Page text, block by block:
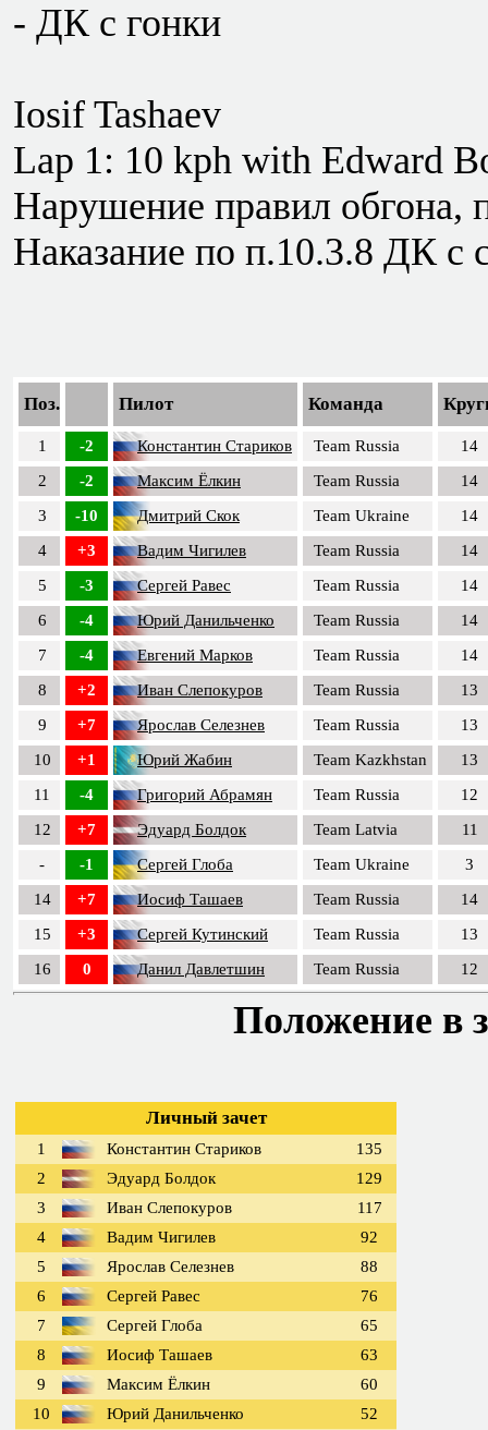
- ДК с гонки
Iosif Tashaev
Lap 1: 10 kph with Edward
Нарушение правил обгона,
Наказание по п.10.3.8 ДК с
Поз. Пилот Команда
1 -2 Константин Стариков Team Russia
14
2
-2 Максим Ёлкин Team Russia
14
3
-10 Дмитрий Скок Team Ukraine
14
4
+3 Вадим Чигилев Team Russia
14
5
-3 Сергей Равес Team Russia
14
6
-4 Юрий Данильченко Team Russia
14
7
-4 Евгений Марков Team Russia
14
8
+2 Иван Слепокуров Team Russia
13
9
+7 Ярослав Селезнев Team Russia
13
10
+1 Юрий Жабин Team Kazkhstan
13
11
-4 Григорий Абрамян Team Russia
12
12
+7 Эдуард Болдок Team Latvia
11
-
-1 Сергей Глоба Team Ukraine
3
14
+7 Иосиф Ташаев Team Russia
14
15
+3 Сергей Кутинский Team Russia
13
16
0 Данил Давлетшин Team Russia 12
Положение в
Личный зачет
1 Константин Стариков
135
2
Эдуард Болдок
129
3
Иван Слепокуров
117
4
Вадим Чигилев
92
5
Ярослав Селезнев
88
6
Сергей Равес
76
7
Сергей Глоба
65
8
Иосиф Ташаев
63
9
Максим Ёлкин
60
10
Юрий Данильченко 52